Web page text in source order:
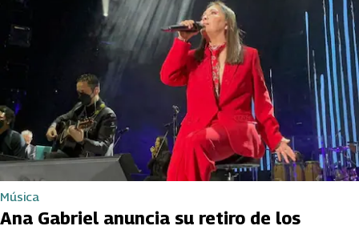
Música
Ana Gabriel anuncia su retiro de los